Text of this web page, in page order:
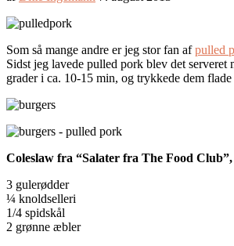
Som så mange andre er jeg stor fan afpulled
Sidst jeg lavede pulled pork blev det
grader i ca. 10-15 min, og trykkede dem
Coleslaw fra “Salater fra The Food Club”,
3 gulerødder
¼ knoldselleri
1/4 spidskål
2 grønne æbler